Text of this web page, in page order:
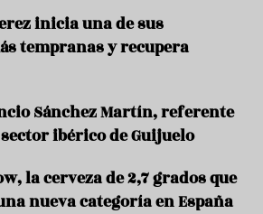
inicia una de sus
tempranas y recupera
Sánchez Martín, referente
ibérico de Guijuelo
la cerveza de 2,7 grados que
nueva categoría en España